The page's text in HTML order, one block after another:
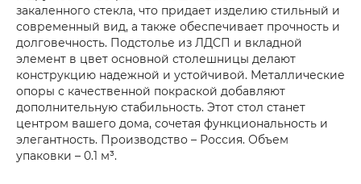
закаленного стекла, что придает изделию стильный и
современный вид, а также обеспечивает прочность и
долговечность. Подстолье из ЛДСП и вкладной
элемент в цвет основной столешницы делают
конструкцию надежной и устойчивой. Металлические
опоры с качественной покраской добавляют
дополнительную стабильность. Этот стол станет
центром вашего дома, сочетая функциональность и
элегантность. Производство – Россия. Объем
упаковки – 0.1 м³.